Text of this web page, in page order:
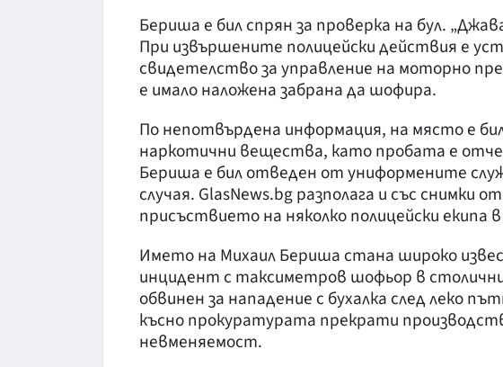
Бериша е бил спрян за проверка на бул.
При извършените полицейски действия е
свидетелство за управление на моторно
е имало наложена забрана да шофира.
По непотвърдена информация, на място е
наркотични вещества, като пробата е
Бериша е бил отведен от униформените
случая. GlasNews.bg разполага и със снимки
присъствието на няколко полицейски екипа
Името на Михаил Бериша стана широко
инцидент с таксиметров шофьор в
обвинен за нападение с бухалка след леко
късно прокуратурата прекрати
невменяемост.